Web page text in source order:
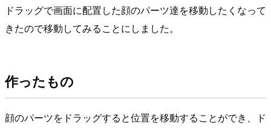
ドラッグで画面に配置した顔のパーツ達を移動したくなって
きたので移動してみることにしました。
作ったもの
顔のパーツをドラッグすると位置を移動することができ、ド